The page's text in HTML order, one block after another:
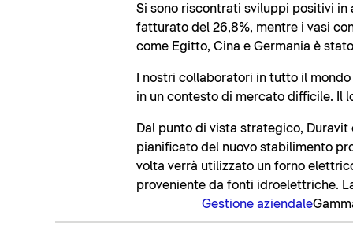
Si sono riscontrati sviluppi positivi
fatturato del 26,8%, mentre i vasi
come Egitto, Cina e Germania è
I nostri collaboratori in tutto il
in un contesto di mercato difficile. Il
Dal punto di vista strategico,
pianificato del nuovo stabilimento
volta verrà utilizzato un forno
proveniente da fonti idroelettriche.
Gestione aziendale